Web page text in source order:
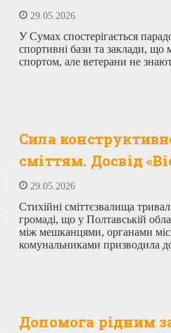
29.05.2026
У Сумах спостерігається
спортивні бази та заклади, що
спортом, але ветерани не
Сила
сміттям. Досвід
29.05.2026
Стихійні сміттєзвалища
громаді, що у Полтавській
між мешканцями, органами
комунальниками призводила
Допомога рідним